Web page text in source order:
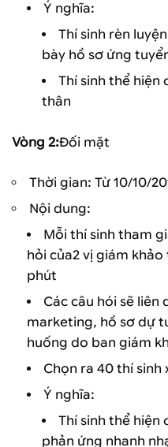
Ý nghĩa:
Thí sinh rèn
bày hồ sơ ứng
Thí sinh thể hiện
thân
Vòng 2:Đối mặt
Thời gian: Từ 10/10/
Nội dung:
Mỗi thí sinh tham
hỏi của2 vị giám
phút
Các câu hói sẽ liên
marketing, hồ sơ dự
huống do ban giám
Chọn ra 40 thí
Ý nghĩa:
Thí sinh thể hiện
phản ứng nhanh